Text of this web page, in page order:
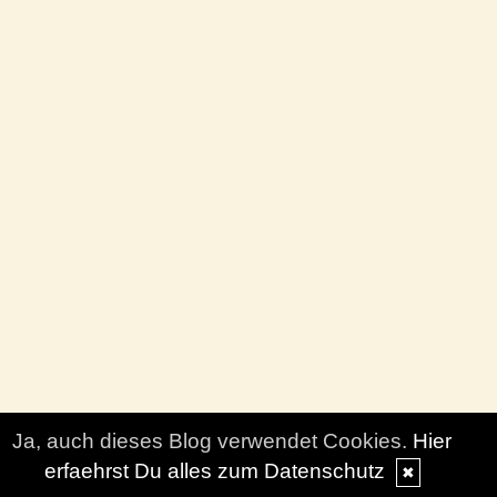
Ja, auch dieses Blog verwendet Cookies. Hier
erfaehrst Du alles zum Datenschutz
✖